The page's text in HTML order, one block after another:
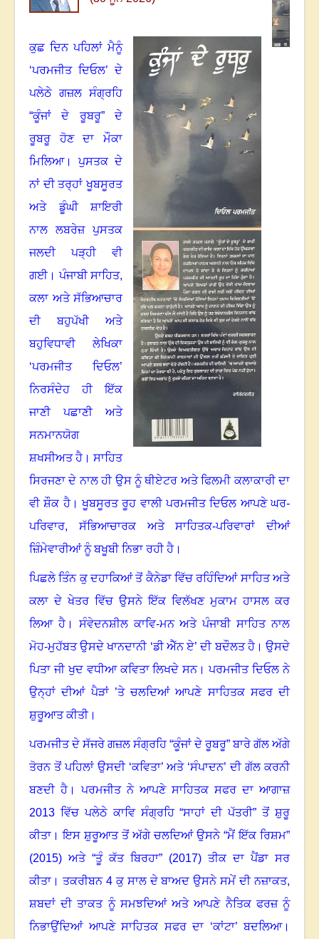
ਕੁਛ ਦਿਨ ਪਹਿਲਾਂ ਮੈਨੂੰ
‘ਪਰਮਜੀਤ ਦਿਓਲ’ ਦੇ
ਪਲੇਠੇ ਗਜ਼ਲ ਸੰਗ੍ਰਹਿ
“ਕੂੰਜਾਂ ਦੇ ਰੂਬਰੂ” ਦੇ
ਰੂਬਰੂ ਹੋਣ ਦਾ ਮੌਕਾ
ਮਿਲਿਆ।ਪੁਸਤਕ ਦੇ
ਨਾਂ ਦੀ ਤਰ੍ਹਾਂ ਖੂਬਸੂਰਤ
ਅਤੇ ਡੂੰਘੀ ਸ਼ਾਇਰੀ
ਨਾਲ ਲਬਰੇਜ਼ ਪੁਸਤਕ
ਜਲਦੀ ਪੜ੍ਹੀ ਵੀ
ਗਈ। ਪੰਜਾਬੀ ਸਾਹਿਤ,
ਕਲਾ ਅਤੇ ਸੱਭਿਆਚਾਰ
ਦੀ ਬਹੁਪੱਖੀ ਅਤੇ
ਬਹੁਵਿਧਾਵੀ ਲੇਖਿਕਾ
‘ਪਰਮਜੀਤ ਦਿਓਲ’
ਨਿਰਸੰਦੇਹ ਹੀ ਇੱਕ
ਜਾਣੀ ਪਛਾਣੀ ਅਤੇ
ਸਨਮਾਨਯੋਗ
ਸ਼ਖਸੀਅਤ ਹੈ । ਸਾਹਿਤ
ਸਿਰਜਣਾ ਦੇ ਨਾਲ ਹੀ ਉਸ ਨੂੰ ਥੀਏਟਰ ਅਤੇ ਫਿਲਮੀ ਕਲਾਕਾਰੀ ਦਾ
ਵੀ ਸ਼ੌਕ ਹੈ।ਖੂਬਸੂਰਤ ਰੂਹ ਵਾਲੀ ਪਰਮਜੀਤ ਦਿਓਲ ਆਪਣੇ ਘਰ-
ਪਰਿਵਾਰ, ਸੱਭਿਆਚਾਰਕ ਅਤੇ ਸਾਹਿਤਕ-ਪਰਿਵਾਰਾਂ ਦੀਆਂ
ਜ਼ਿੰਮੇਵਾਰੀਆਂ ਨੂੰ ਬਖੂਬੀ ਨਿਭਾ ਰਹੀ ਹੈ ।
ਪਿਛਲੇ ਤਿੰਨ ਕੁ ਦਹਾਕਿਆਂ ਤੋਂ ਕੈਨੇਡਾ ਵਿੱਚ ਰਹਿੰਦਿਆਂ ਸਾਹਿਤ ਅਤੇ
ਕਲਾ ਦੇ ਖੇਤਰ ਵਿੱਚ ਉਸਨੇ ਇੱਕ ਵਿਲੱਖਣ ਮੁਕਾਮ ਹਾਸਲ ਕਰ
ਲਿਆ ਹੈ। ਸੰਵੇਦਨਸ਼ੀਲ ਕਾਵਿ-ਮਨ ਅਤੇ ਪੰਜਾਬੀ ਸਾਹਿਤ ਨਾਲ
ਮੋਹ-ਮੁਹੱਬਤ ਉਸਦੇ ਖਾਨਦਾਨੀ ‘ਡੀ ਐੱਨ ਏ’ ਦੀ ਬਦੌਲਤ ਹੈ।ਉਸਦੇ
ਪਿਤਾ ਜੀ ਖੁਦ ਵਧੀਆ ਕਵਿਤਾ ਲਿਖਦੇ ਸਨ।ਪਰਮਜੀਤ ਦਿਓਲ ਨੇ
ਉਨ੍ਹਾਂ ਦੀਆਂ ਪੈੜਾਂ ’ਤੇ ਚਲਦਿਆਂ ਆਪਣੇ ਸਾਹਿਤਕ ਸਫਰ ਦੀ
ਸ਼ੁਰੂਆਤ ਕੀਤੀ।
ਪਰਮਜੀਤ ਦੇ ਸੱਜਰੇ ਗਜ਼ਲ ਸੰਗ੍ਰਹਿ “ਕੂੰਜਾਂ ਦੇ ਰੂਬਰੂ” ਬਾਰੇ ਗੱਲ ਅੱਗੇ
ਤੋਰਨ ਤੋਂ ਪਹਿਲਾਂ ਉਸਦੀ ‘ਕਵਿਤਾ’ ਅਤੇ ‘ਸੰਪਾਦਨ’ ਦੀ ਗੱਲ ਕਰਨੀ
ਬਣਦੀ ਹੈ। ਪਰਮਜੀਤ ਨੇ ਆਪਣੇ ਸਾਹਿਤਕ ਸਫਰ ਦਾ ਆਗਾਜ਼
2013 ਵਿੱਚ ਪਲੇਠੇ ਕਾਵਿ ਸੰਗ੍ਰਹਿ “ਸਾਹਾਂ ਦੀ ਪੱਤਰੀ” ਤੋਂ ਸ਼ੁਰੂ
ਕੀਤਾ ।ਇਸ ਸ਼ੁਰੂਆਤ ਤੋਂ ਅੱਗੇ ਚਲਦਿਆਂ ਉਸਨੇ “ਮੈਂ ਇੱਕ ਰਿਸ਼ਮ”
(2015) ਅਤੇ “ਤੂੰ ਕੱਤ ਬਿਰਹਾ” (2017) ਤੀਕ ਦਾ ਪੈਂਡਾ ਸਰ
ਕੀਤਾ । ਤਕਰੀਬਨ 4ਕੁ ਸਾਲ ਦੇ ਬਾਅਦ ਉਸਨੇ ਸਮੇਂ ਦੀ ਨਜ਼ਾਕਤ,
ਸ਼ਬਦਾਂ ਦੀ ਤਾਕਤ ਨੂੰ ਸਮਝਦਿਆਂ ਅਤੇ ਆਪਣੇ ਨੈਤਿਕ ਫਰਜ਼ ਨੂੰ
ਨਿਭਾਉਂਦਿਆਂ ਆਪਣੇ ਸਾਹਿਤਕ ਸਫਰ ਦਾ ‘ਕਾਂਟਾ’ ਬਦਲਿਆ।